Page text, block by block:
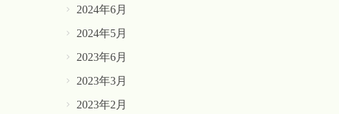
2024年6月
2024年5月
2023年6月
2023年3月
2023年2月